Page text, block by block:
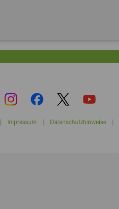
| Impressum| Datenschutzhinweise|